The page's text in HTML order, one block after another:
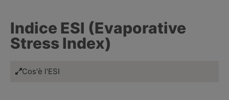
Indice ESI (Evaporative
Stress Index)
Cos'è l'ESI